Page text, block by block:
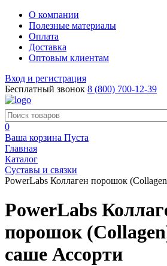
О компании
Полезные материалы
Оплата
Доставка
Оптовым клиентам
Вход и регистрация
Бесплатный звонок 8 (800) 700-12-39
0
Ваша корзина Пуста
Главная
Каталог
Суставы и связки
PowerLabs Коллаген порошок
PowerLabs
порошок
саше Ассорти